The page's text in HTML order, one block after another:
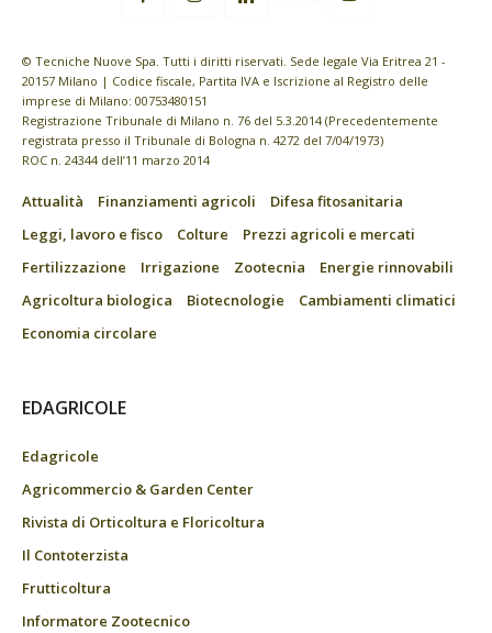
© Tecniche Nuove Spa. Tutti i diritti riservati. Sede legale Via Eritrea 21 -
20157 Milano | Codice fiscale, Partita IVA e Iscrizione al Registro delle
imprese di Milano: 00753480151
Registrazione Tribunale di Milano n. 76 del 5.3.2014 (Precedentemente
registrata presso il Tribunale di Bologna n. 4272 del 7/04/1973)
ROC n. 24344 dell’11 marzo 2014
Attualità Finanziamenti agricoli
Difesa fitosanitaria
Leggi, lavoro e fisco
Colture
Prezzi agricoli e mercati
Fertilizzazione
Irrigazione Zootecnia
Energie rinnovabili
Agricoltura biologica
Biotecnologie
Cambiamenti climatici
Economia circolare
EDAGRICOLE
Edagricole
Agricommercio & Garden Center
Rivista di Orticoltura e Floricoltura
Il Contoterzista
Frutticoltura
Informatore Zootecnico